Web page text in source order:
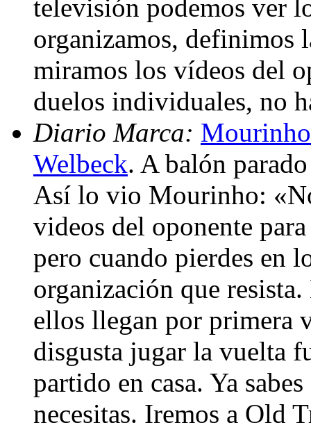
televisión podemos ver
organizamos, definimos
miramos los vídeos del
duelos individuales, no
Diario Marca:
Welbeck. A balón
Así lo vio Mourinho:
videos del oponente
pero cuando pierdes en
organización que
ellos llegan por primera
disgusta jugar la vuelta
partido en casa. Ya
necesitas. Iremos a Old